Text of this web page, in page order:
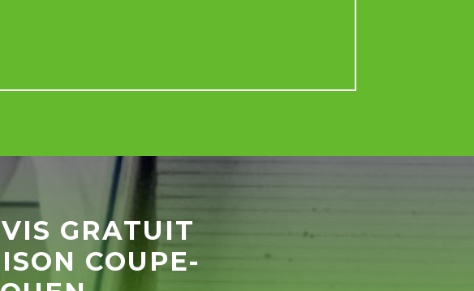
GRATUIT
COUPE-